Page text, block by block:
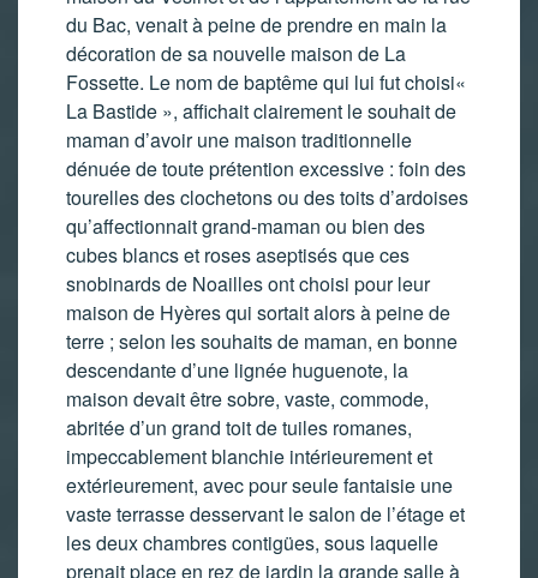
du Bac, venait à peine de prendre en main la
décoration de sa nouvelle maison de La
Fossette. Le nom de baptême qui lui fut choisi«
La Bastide », affichait clairement le souhait de
maman d’avoir une maison traditionnelle
dénuée de toute prétention excessive : foin des
tourelles des clochetons ou des toits d’ardoises
qu’affectionnait grand-maman ou bien des
cubes blancs et roses aseptisés que ces
snobinards de Noailles ont choisi pour leur
maison de Hyères qui sortait alors à peine de
terre ; selon les souhaits de maman, en bonne
descendante d’une lignée huguenote, la
maison devait être sobre, vaste, commode,
abritée d’un grand toit de tuiles romanes,
impeccablement blanchie intérieurement et
extérieurement, avec pour seule fantaisie une
vaste terrasse desservant le salon de l’étage et
les deux chambres contigües, sous laquelle
prenait place en rez de jardin la grande salle à